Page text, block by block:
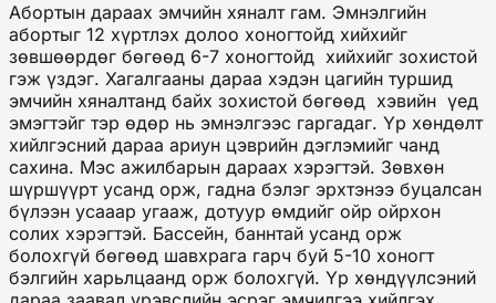
Абортын дараах эмчийн хяналт гам. Эмнэлгийн
абортыг 12 хүртлэх долоо хоногтойд хийхийг
зөвшөөрдөг бөгөөд 6-7 хоногтойд хийхийг зохистой
гэж үздэг. Хагалгааны дараа хэдэн цагийн туршид
эмчийн хяналтанд байх зохистой бөгөөд хэвийн үед
эмэгтэйг тэр өдөр нь эмнэлгээс гаргадаг. Үр хөндөлт
хийлгэсний дараа ариун цэврийн дэглэмийг чанд
сахина. Мэс ажилбарын дараах хэрэгтэй. Зөвхөн
шүршүүрт усанд орж, гадна бэлэг эрхтэнээ буцалсан
бүлээн усааар угааж, дотуур өмдийг ойр ойрхон
солих хэрэгтэй. Бассейн, баннтай усанд орж
болохгүй бөгөөд шавхрага гарч буй 5-10 хоногт
бэлгийн харьлцаанд орж болохгүй. Үр хөндүүлсэний